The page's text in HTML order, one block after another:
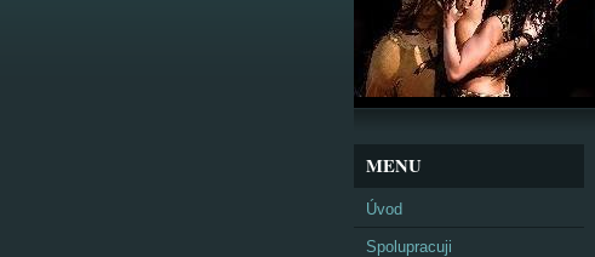
MENU
Úvod
Spolupracuji